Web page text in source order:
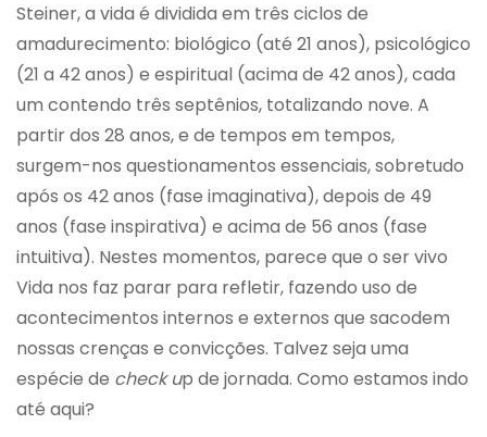
Steiner, a vida é dividida em três ciclos de
amadurecimento: biológico (até 21 anos), psicológico
(21 a 42 anos) e espiritual (acima de 42 anos), cada
um contendo três septênios, totalizando nove. A
partir dos 28 anos, e de tempos em tempos,
surgem-nos questionamentos essenciais, sobretudo
após os 42 anos (fase imaginativa), depois de 49
anos (fase inspirativa) e acima de 56 anos (fase
intuitiva). Nestes momentos, parece que o ser vivo
Vida nos faz parar para refletir, fazendo uso de
acontecimentos internos e externos que sacodem
nossas crenças e convicções. Talvez seja uma
espécie de check up de jornada. Como estamos indo
até aqui?